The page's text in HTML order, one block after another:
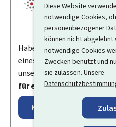
Diese Website
notwendige Cookies,
personenbezogener
können nicht abgelehnt
notwendige Cookies
Zwecken benutzt und
sie zulassen. Unsere
Haben Sie eine Frage in
eines Vorgangs oder zuMy
unser
Kontaktformular
für einen Videoanruf
Kontaktformular